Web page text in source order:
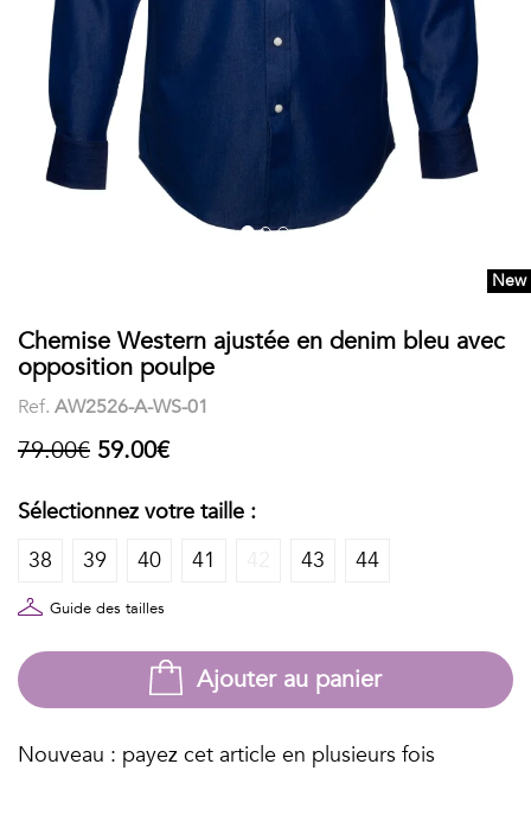
Stand-
Voir
IMPRIMÉES
Faune
&
Métiers
courtes
POLOS
FEMME
Chaussettes
Boxers
Accessoires
New
Chemise Western ajustée en denim bleu avec
opposition poulpe
Ref. AW2526-A-WS-01
79.00€ 59.00€
Sélectionnez votre taille :
38
39 40 41 43 44
Guide des tailles
Ajouter au panier
Nouveau : payez cet article en plusieurs fois